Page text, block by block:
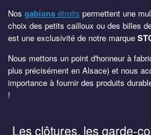
Nos gabions étroits permettent une
choix des petits cailloux ou des billes
est une exclusivité de notre marque
Nous mettons un point d'honneur à
plus précisément en Alsace) et nous
importance à fournir des produits
!
Les clôtures, les garde-